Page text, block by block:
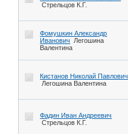
Стрельцов К.Г.
Фомушкин Александр
Иванович
Легошина
Валентина
Кистанов Николай Павлович
Легошина Валентина
Фадин Иван Андреевич
Стрельцов К.Г.